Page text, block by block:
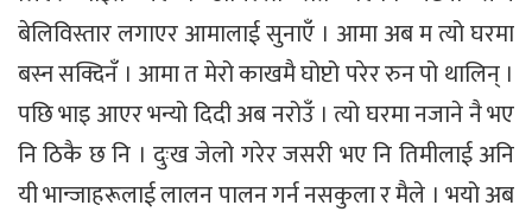
बेलिविस्तार लगाएर आमालाई सुनाएँ । आमा अब म त्यो घरमा
बस्न सक्दिनँ । आमा त मेरो काखमै घोप्टो परेर रुन पो थालिन् ।
पछि भाइ आएर भन्यो दिदी अब नरोउँ । त्यो घरमा नजाने नै भए
नि ठिकै छ नि । दुःख जेलो गरेर जसरी भए नि तिमीलाई अनि
यी भान्जाहरूलाई लालन पालन गर्न नसकुला र मैले । भयो अब